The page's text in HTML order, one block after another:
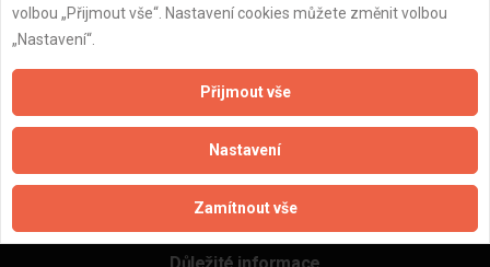
Aktualizováno z portálu ARES dne 15.02.2025 18:00:18
volbou „Přijmout vše“. Nastavení cookies můžete změnit volbou
„Nastavení“.
Přijmout vše
Nastavení
Zamítnout vše